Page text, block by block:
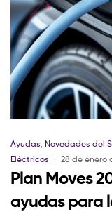
Ayudas Novedades del
Eléctricos
28 de enero
Plan Moves
ayudas para